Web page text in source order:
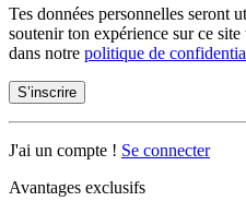
Tes données personnelles seront
soutenir ton expérience sur ce
dans notre politique de
S’inscrire
J'ai un compte ! Se connecter
Avantages exclusifs